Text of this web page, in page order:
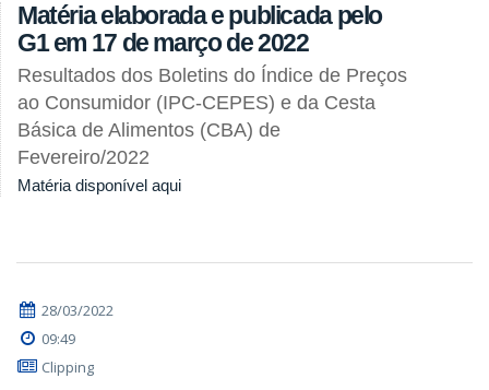
Matéria elaborada e publicada pelo
G1 em 17 de março de 2022
Resultados dos Boletins do Índice de Preços
ao Consumidor (IPC-CEPES) e da Cesta
Básica de Alimentos (CBA) de
Fevereiro/2022
Matéria disponível aqui
28/03/2022
09:49
Clipping